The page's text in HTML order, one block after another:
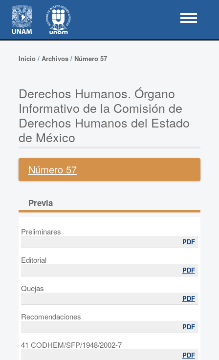
Inicio/ Archivos/ Número 57
Derechos Humanos. Órgano
Informativo de la Comisión de
Derechos Humanos del Estado
de México
Número 57
Previa
Preliminares
PDF
Editorial
PDF
Quejas
PDF
Recomendaciones
PDF
41 CODHEM/SFP/1948/2002-7
PDF